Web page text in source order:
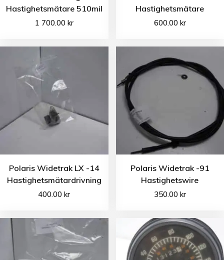
Hastighetsmätare 510mil
1 700.00 kr
Hastighetsmätare
600.00 kr
Polaris Widetrak LX -14
Hastighetsmätardrivning
400.00kr
Polaris Widetrak -91
Hastighetswire
350.00 kr